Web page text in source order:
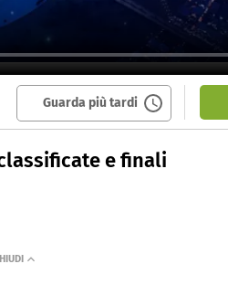
Guarda più tardi
e finali